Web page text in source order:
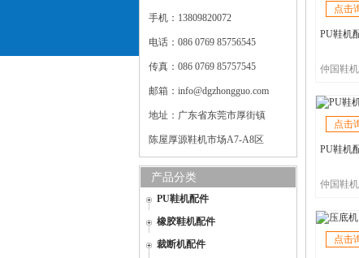
手机：13809820072
电话：086 0769 85756545
传真：086 0769 85757545
邮箱：info@dgzhongguo.com
地址：广东省东莞市厚街镇
陈屋厚源鞋机市场A7-A8区
产品分类
PU鞋机配件
橡胶鞋机配件
裁断机配件
点击
PU鞋机
仲国鞋
点击
PU鞋机
仲国鞋
点击